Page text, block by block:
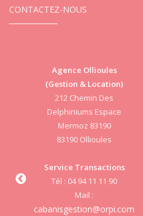
CONTACTEZ-NOUS
Agence Ollioules
(Gestion & Location)
212 Chemin Des
Delphiniums Espace
Mermoz 83190
83190 Ollioules
Service Transactions
Tél : 04 94 11 11 90
Mail :
cabanisgestion@orpi.com